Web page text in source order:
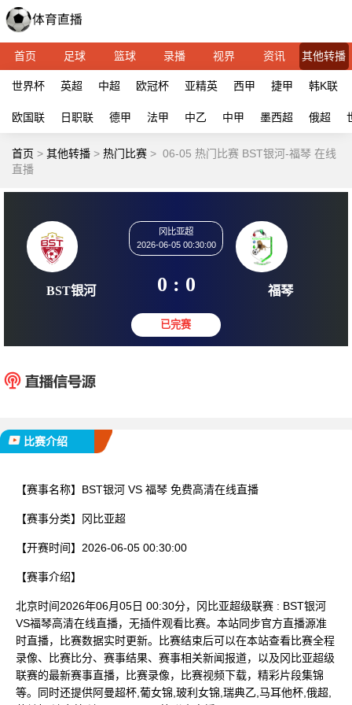
首页 足球 篮球 录播 视界 资讯 其他转播
世界杯 英超 中超 欧冠杯 亚精英 西甲 捷甲 韩K联
欧国联 日职联 德甲 法甲 中乙 中甲 墨西超 俄超
首页 > 其他转播 > 热门比赛 > 06-05 热门比赛 BST银河-福琴 在线
直播
冈比亚超
0 : 0
比赛介绍
【赛事名称】 BST银河 VS 福琴 免费高清在线直播
【赛事分类】 冈比亚超
【开赛时间】 2026-06-05 00:30:00
【赛事介绍】
北京时间2026年06月05日 00:30分，冈比亚超级联赛 : BST银河
VS福琴高清在线直播，无插件观看比赛。本站同步官方直播源准
时直播，比赛数据实时更新。比赛结束后可以在本站查看比赛全程
录像、比赛比分、赛事结果、赛事相关新闻报道，以及冈比亚超级
联赛的最新赛事直播，比赛录像，比赛视频下载，精彩片段集锦
等。同时还提供阿曼超杯,葡女锦,玻利女锦,瑞典乙,马耳他杯,俄超,